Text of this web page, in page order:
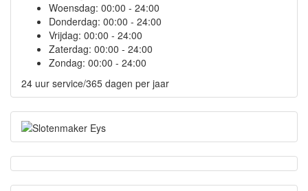
Woensdag: 00:00 - 24:00
Donderdag: 00:00 - 24:00
Vrijdag: 00:00 - 24:00
Zaterdag: 00:00 - 24:00
Zondag: 00:00 - 24:00
24 uur service/365 dagen per jaar